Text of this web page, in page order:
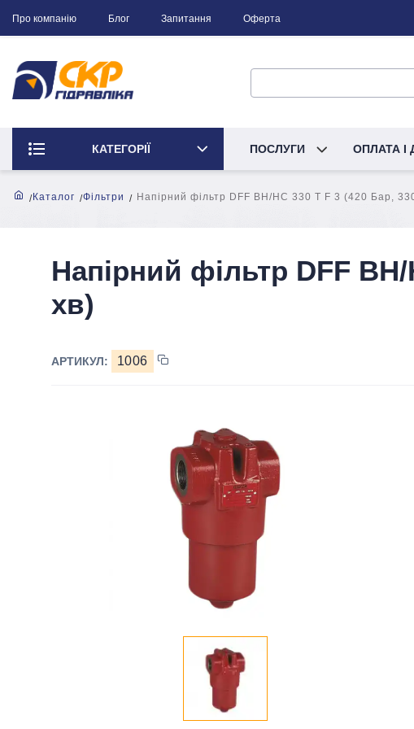
Про компанію Блог Запитання Оферта
КАТЕГОРІЇ ПОСЛУГИ ОПЛАТА І
Каталог Фільтри Напірний фільтр DFF BH/HC 330 T F 3 (420 Бар,
Напірний фільтр DFF
хв)
АРТИКУЛ: 1006